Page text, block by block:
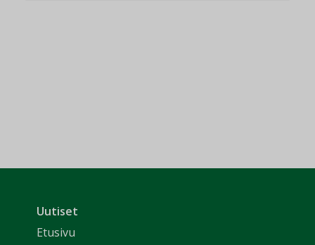
Uutiset
Etusivu